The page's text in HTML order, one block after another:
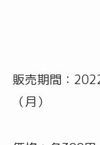
販売期間：
（月）